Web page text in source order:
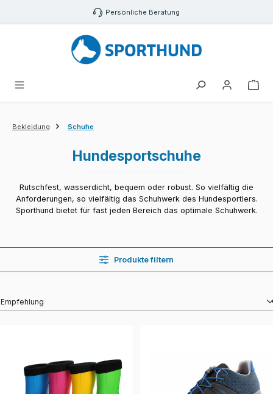
Zum Hauptinhalt springen Persönliche Beratung
Bekleidung Schuhe
Hundesportschuhe
Rutschfest, wasserdicht, bequem oder robust. So vielfältig die
Anforderungen, so vielfältig das Schuhwerk des Hundesportlers.
Sporthund bietet für fast jeden Bereich das optimale Schuhwerk.
Produkte filtern